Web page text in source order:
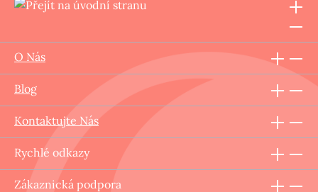
O Nás
Blog
Kontaktujte Nás
Rychlé odkazy
Zákaznická podpora